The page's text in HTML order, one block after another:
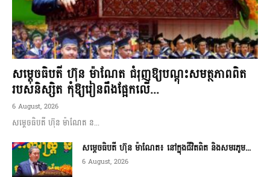
សម្តេចធិបតី ហ៊ុន ម៉ាណែត ជំរុញឱ្យបណ្តុះសមត្ថភាពពិត
របស់និស្សិត កុំឱ្យរៀនពឹងផ្អែកលើ...
6 August, 2026
សម្តេចធិបតី ហ៊ុន ម៉ាណែត ន...
សម្តេចធិបតី ហ៊ុន ម៉ាណែត៖ នៅក្នុងជីវិតពិត និងសមរភូម...
6 August, 2026